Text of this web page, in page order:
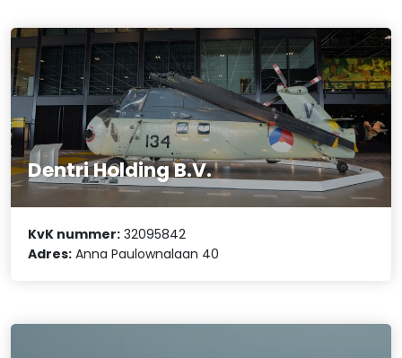
Dentri Holding B.V.
KvK nummer: 32095842
Adres: Anna Paulownalaan 40